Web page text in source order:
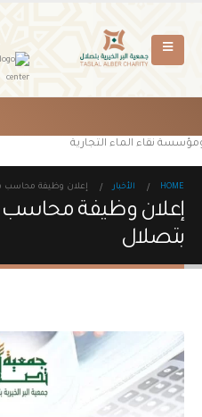
نقاء الماء التجارية
HOME الأخبار إعلان وظيفة محاسب
إعلان وظيفة محاسب
بتصلال